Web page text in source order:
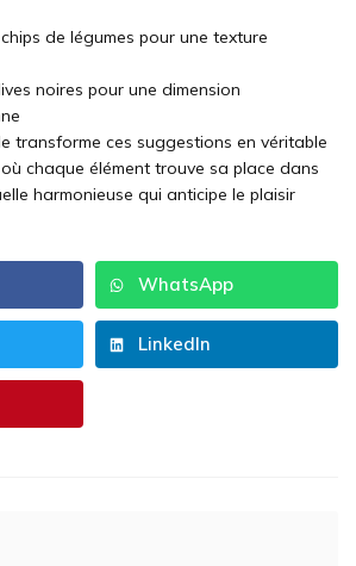
de légumes pour une texture
noires pour une dimension
transforme ces suggestions en véritable
chaque élément trouve sa place dans
harmonieuse qui anticipe le plaisir
WhatsApp
LinkedIn